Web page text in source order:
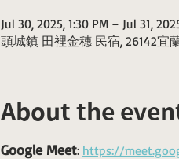
Jul 30, 2025, 1:30 PM – Jul 31,
頭城鎮 田裡金穗 民宿, 26142宜
About the
Google Meet: https://